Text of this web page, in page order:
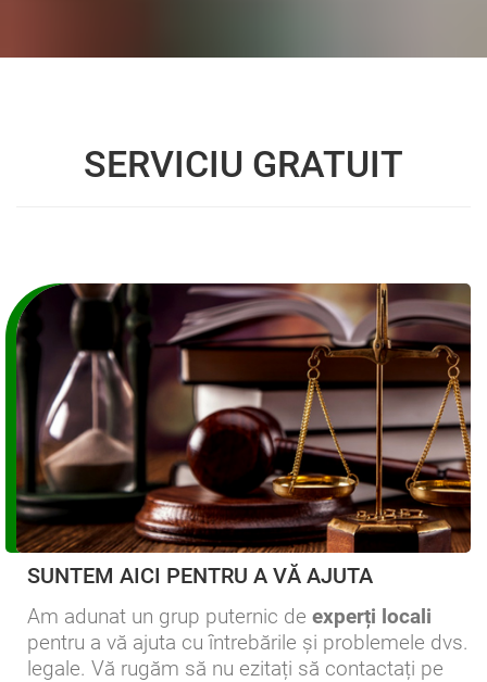
SERVICIU GRATUIT
SUNTEM AICI PENTRU A VĂ AJUTA
Am adunat un grup puternic de experți locali
pentru a vă ajuta cu întrebările și problemele dvs.
legale. Vă rugăm să nu ezitați să contactați pe